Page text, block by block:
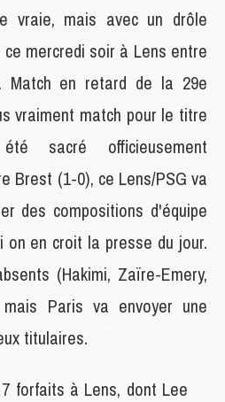
vraie, mais avec un drôle
mercredi soir à Lens entre
Match en retard de la 29e
vraiment match pour le titre
sacré officieusement
Brest (1-0), ce Lens/PSG va
des compositions d'équipe
en croit la presse du jour.
(Hakimi, Zaïre-Emery,
Paris va envoyer une
titulaires.
forfaits à Lens, dont Lee